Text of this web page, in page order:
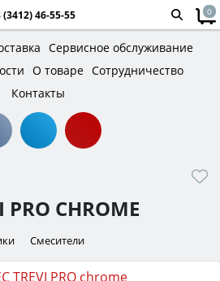
(3412) 46-55-55 0
Сервисное обслуживание
О товаре Сотрудничество
Контакты
PRO CHROME
Смесители